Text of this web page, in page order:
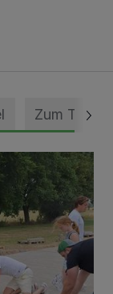
Zum Thema
Festzelt